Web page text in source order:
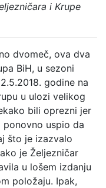
i Krupe
dvomeč, ova dva
BiH, u sezoni
godine na
u ulozi velikog
bili oprezni jer
ponovno uspio da
što je izazvalo
je Željezničar
u lošem izdanju
položaju. Ipak,